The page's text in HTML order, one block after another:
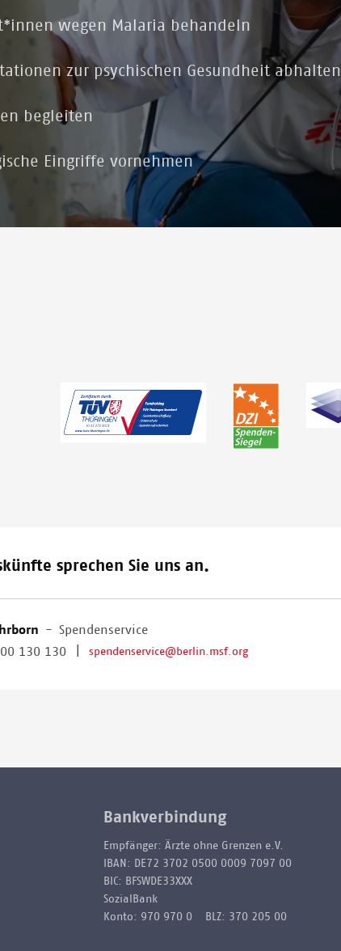
wegen Malaria behandeln
zur psychischen Gesundheit abhalten
begleiten
Eingriffe vornehmen
sprechen Sie uns an.
- Spendenservice
130 130
spendenservice@berlin.msf.org
Bankverbindung
Empfänger: Ärzte ohne Grenzen e.V.
IBAN: DE72 3702 0500 0009 7097 00
BIC: BFSWDE33XXX
SozialBank
Konto: 970 970 0 BLZ: 370 205 00